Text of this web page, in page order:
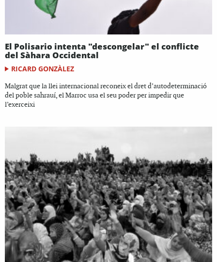
El Polisario intenta "descongelar" el conflicte
del Sàhara Occidental
RICARD GONZÀLEZ
Malgrat que la llei internacional reconeix el dret d’autodeterminació
del poble sahrauí, el Marroc usa el seu poder per impedir que
l’exerceixi